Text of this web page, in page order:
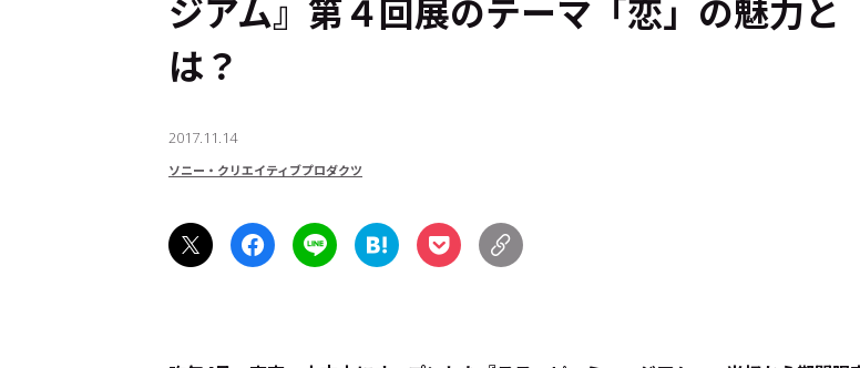
ジアム』第４回展のテーマ「恋」の魅力と
は？
2017.11.14
ソニー・クリエイティブプロダクツ